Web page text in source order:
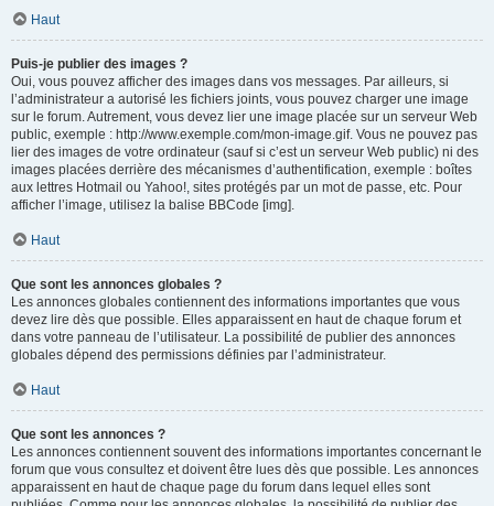
Haut
Puis-je publier des images ?
Oui, vous pouvez afficher des images dans vos messages. Par ailleurs, si
l’administrateur a autorisé les fichiers joints, vous pouvez charger une image
sur le forum. Autrement, vous devez lier une image placée sur un serveur Web
public, exemple : http://www.exemple.com/mon-image.gif. Vous ne pouvez pas
lier des images de votre ordinateur (sauf si c’est un serveur Web public) ni des
images placées derrière des mécanismes d’authentification, exemple : boîtes
aux lettres Hotmail ou Yahoo!, sites protégés par un mot de passe, etc. Pour
afficher l’image, utilisez la balise BBCode [img].
Haut
Que sont les annonces globales ?
Les annonces globales contiennent des informations importantes que vous
devez lire dès que possible. Elles apparaissent en haut de chaque forum et
dans votre panneau de l’utilisateur. La possibilité de publier des annonces
globales dépend des permissions définies par l’administrateur.
Haut
Que sont les annonces ?
Les annonces contiennent souvent des informations importantes concernant le
forum que vous consultez et doivent être lues dès que possible. Les annonces
apparaissent en haut de chaque page du forum dans lequel elles sont